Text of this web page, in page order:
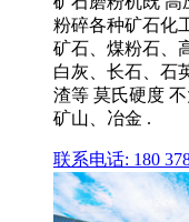
粉碎各种矿石化
矿石、煤粉石、
白灰、长石、石
渣等 莫氏硬度
矿山、冶金 .
联系电话: 180